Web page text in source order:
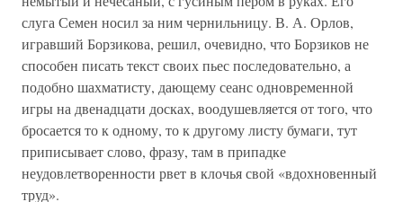
слуга Семен носил за ним чернильницу. В. А. Орлов,
игравший Борзикова, решил, очевидно, что Борзиков не
способен писать текст своих пьес последовательно, а
подобно шахматисту, дающему сеанс одновременной
игры на двенадцати досках, воодушевляется от того, что
бросается то к одному, то к другому листу бумаги, тут
приписывает слово, фразу, там в припадке
неудовлетворенности рвет в клочья свой «вдохновенный
труд».